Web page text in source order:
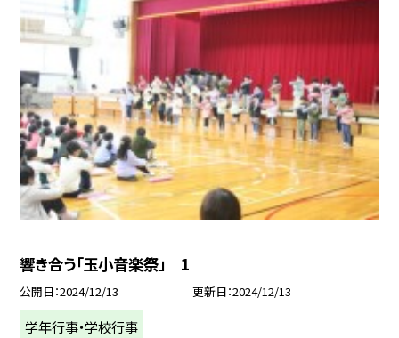
響き合う「玉小音楽祭」 1
公開日 2024/12/13 更新日 2024/12/13
学年行事・学校行事